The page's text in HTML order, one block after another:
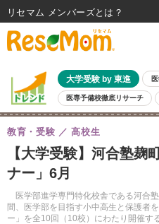
大学受験 by 東進
医専予備校徹底リサーチ
親子で考える大学選び 高校受験
共通テスト 夏休み
8月開催イベント・WS 全国公立高校
自由研究教材（小学生向け）
【大学受験】河合塾麹
ナー」6月
医学部進学専門特化校舎である河合
間、医学部を目指す小中高生と保護者
ー」を全10回（10校）にわたり開催す
教育・受験 高校生
リセマム メンバーズ